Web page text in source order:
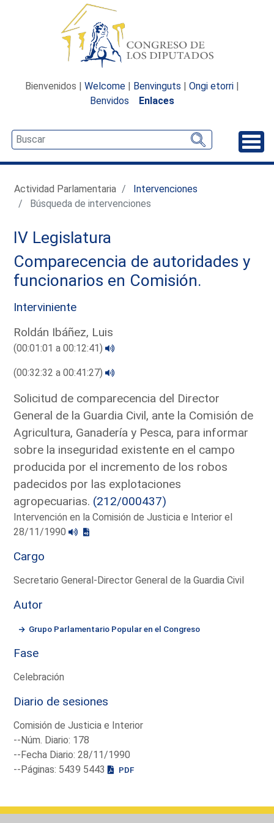
Bienvenidos | Welcome | Benvinguts | Ongi etorri |
Benvidos
Enlaces
Actividad Parlamentaria
Intervenciones
Búsqueda de intervenciones
IV Legislatura
Comparecencia de autoridades y
funcionarios en Comisión.
Interviniente
Roldán Ibáñez, Luis
(00:01:01 a 00:12:41)
(00:32:32 a 00:41:27)
Solicitud de comparecencia del Director
General de la Guardia Civil, ante la Comisión de
Agricultura, Ganadería y Pesca, para informar
sobre la inseguridad existente en el campo
producida por el incremento de los robos
padecidos por las explotaciones
agropecuarias. (212/000437)
Intervención en la Comisión de Justicia e Interior el
28/11/1990
Cargo
Secretario General-Director General de la Guardia Civil
Autor
Grupo Parlamentario Popular en el Congreso
Fase
Celebración
Diario de sesiones
Comisión de Justicia e Interior
--Núm. Diario: 178
--Fecha Diario: 28/11/1990
--Páginas: 5439 5443
PDF